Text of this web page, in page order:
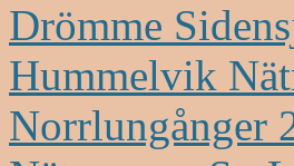
Drömme
Hummelvik
Norrlungånger